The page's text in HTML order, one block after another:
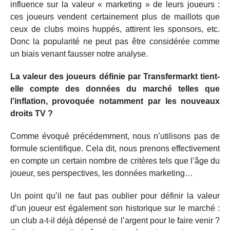
influence sur la valeur « marketing » de leurs joueurs :
ces joueurs vendent certainement plus de maillots que
ceux de clubs moins huppés, attirent les sponsors, etc.
Donc la popularité ne peut pas être considérée comme
un biais venant fausser notre analyse.
La valeur des joueurs définie par Transfermarkt tient-
elle compte des données du marché telles que
l’inflation, provoquée notamment par les nouveaux
droits TV ?
Comme évoqué précédemment, nous n’utilisons pas de
formule scientifique. Cela dit, nous prenons effectivement
en compte un certain nombre de critères tels que l’âge du
joueur, ses perspectives, les données marketing…
Un point qu’il ne faut pas oublier pour définir la valeur
d’un joueur est également son historique sur le marché :
un club a-t-il déjà dépensé de l’argent pour le faire venir ?